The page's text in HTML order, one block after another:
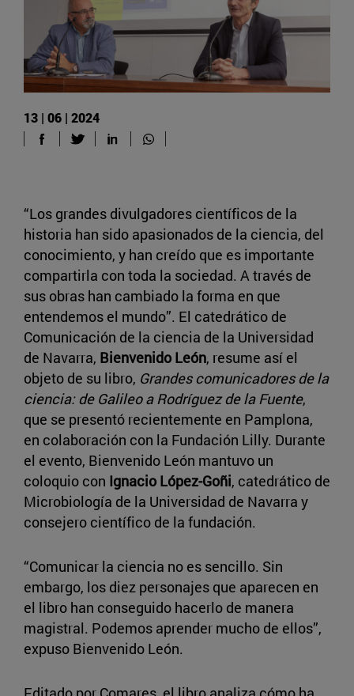
13 | 06 | 2024
“Los grandes divulgadores científicos de la
historia han sido apasionados de la ciencia, del
conocimiento, y han creído que es importante
compartirla con toda la sociedad. A través de
sus obras han cambiado la forma en que
entendemos el mundo”. El catedrático de
Comunicación de la ciencia de la Universidad
de Navarra, Bienvenido León, resume así el
objeto de su libro, Grandes comunicadores de la
ciencia: de Galileo a Rodríguez de la Fuente,
que se presentó recientemente en Pamplona,
en colaboración con la Fundación Lilly. Durante
el evento, Bienvenido León mantuvo un
coloquio con Ignacio López-Goñi, catedrático de
Microbiología de la Universidad de Navarra y
consejero científico de la fundación.
“Comunicar la ciencia no es sencillo. Sin
embargo, los diez personajes que aparecen en
el libro han conseguido hacerlo de manera
magistral. Podemos aprender mucho de ellos”,
expuso Bienvenido León.